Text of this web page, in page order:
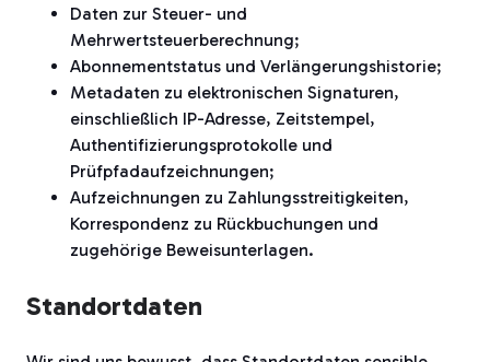
Daten zur Steuer- und
Mehrwertsteuerberechnung;
Abonnementstatus und Verlängerungshistorie;
Metadaten zu elektronischen Signaturen,
einschließlich IP-Adresse, Zeitstempel,
Authentifizierungsprotokolle und
Prüfpfadaufzeichnungen;
Aufzeichnungen zu Zahlungsstreitigkeiten,
Korrespondenz zu Rückbuchungen und
zugehörige Beweisunterlagen.
Standortdaten